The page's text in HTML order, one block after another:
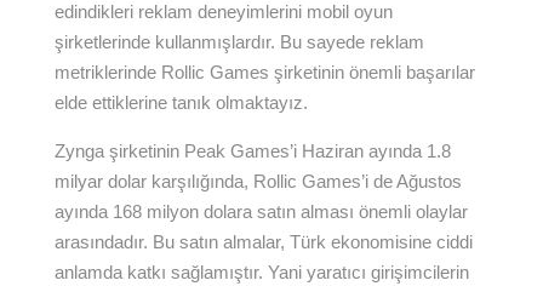
edindikleri reklam deneyimlerini mobil oyun
şirketlerinde kullanmışlardır. Bu sayede reklam
metriklerinde Rollic Games şirketinin önemli başarılar
elde ettiklerine tanık olmaktayız.
Zynga şirketinin Peak Games’i Haziran ayında 1.8
milyar dolar karşılığında, Rollic Games’i de Ağustos
ayında 168 milyon dolara satın alması önemli olaylar
arasındadır. Bu satın almalar, Türk ekonomisine ciddi
anlamda katkı sağlamıştır. Yani yaratıcı girişimcilerin